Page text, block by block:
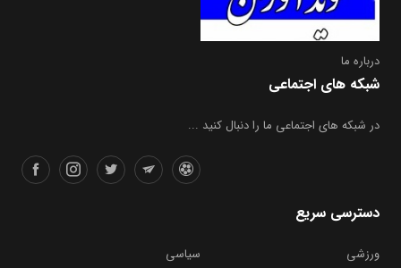
درباره ما
شبکه های اجتماعی
در شبکه های اجتماعی ما را دنبال کنید ...
دسترسی سریع
ورزشی
سیاسی